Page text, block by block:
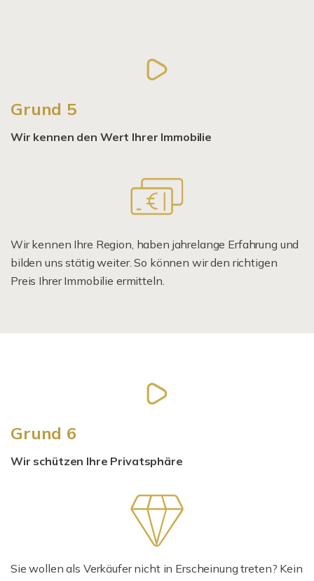
Grund 5
Wir kennen den Wert Ihrer Immobilie
Wir kennen Ihre Region, haben jahrelange Erfahrung und
bilden uns stätig weiter. So können wir den richtigen
Preis Ihrer Immobilie ermitteln.
Grund 6
Wir schützen Ihre Privatsphäre
Sie wollen als Verkäufer nicht in Erscheinung treten? Kein